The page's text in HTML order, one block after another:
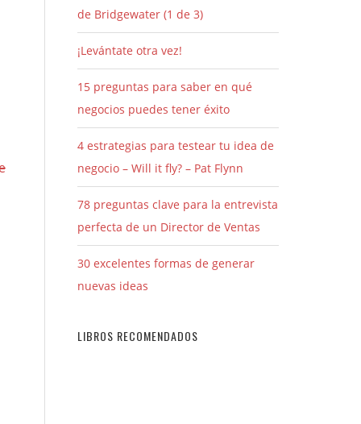
de Bridgewater (1 de 3)
¡Levántate otra vez!
15 preguntas para saber en qué
negocios puedes tener éxito
4 estrategias para testear tu idea de
negocio – Will it fly? – Pat Flynn
78 preguntas clave para la entrevista
perfecta de un Director de Ventas
30 excelentes formas de generar
nuevas ideas
LIBROS RECOMENDADOS